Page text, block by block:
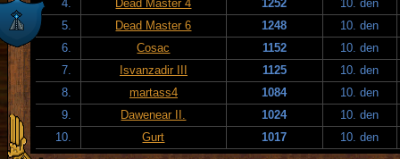
4.
Dead Master 4 1252
10. den
5.
Dead Master 6 1248
10. den
6.
Cosac 1152
10. den
7.
Isvanzadir III 1125
10. den
8.
martass4 1084
10. den
9.
Dawenear II. 1024
10. den
10.
Gurt 1017 10. den